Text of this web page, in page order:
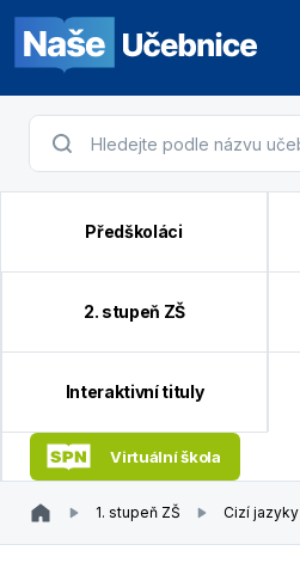
Předškoláci
2. stupeň ZŠ
Interaktivní tituly
Virtuální škola
1. stupeň ZŠ Cizí jazyky